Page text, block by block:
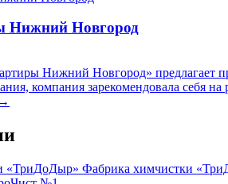
Нижний Новгород
Нижний Новгород» предлагает
компания зарекомендовала себя
Фабрика химчистки